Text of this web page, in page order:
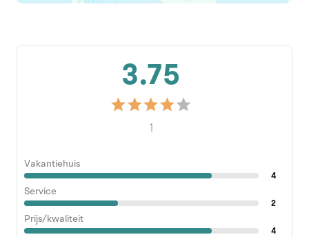
3.75
1
Vakantiehuis
4
Service
2
Prijs/kwaliteit
4